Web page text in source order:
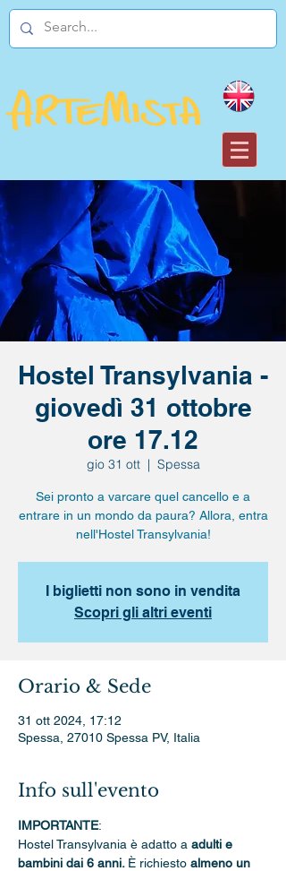
Hostel Transylvania -
giovedì 31 ottobre
ore 17.12
gio 31 ott
  |
Spessa
Sei pronto a varcare quel cancello e a
entrare in un mondo da paura? Allora, entra
nell'Hostel Transylvania!
I biglietti non sono in vendita
Scopri gli altri eventi
Orario & Sede
31 ott 2024, 17:12
Spessa, 27010 Spessa PV, Italia
Info sull'evento
IMPORTANTE:
Hostel Transylvania è adatto a adulti e
bambini dai 6 anni. È richiesto almeno un